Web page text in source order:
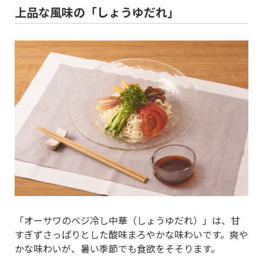
上品な風味の「しょうゆだれ」
「オーサワのベジ冷し中華（しょうゆだれ）」は、甘
すぎずさっぱりとした酸味まろやかな味わいです。爽や
かな味わいが、暑い季節でも食欲をそそります。